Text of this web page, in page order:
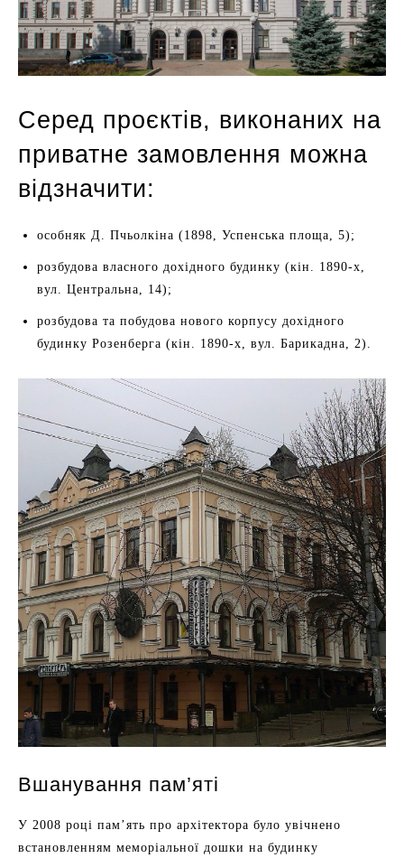
Серед проєктів, виконаних на
приватне замовлення можна
відзначити:
особняк Д. Пчьолкіна (1898, Успенська площа, 5);
розбудова власного дохідного будинку (кін. 1890-х,
вул. Центральна, 14);
розбудова та побудова нового корпусу дохідного
будинку Розенберга (кін. 1890-х, вул. Барикадна, 2).
Вшанування пам’яті
У 2008 році пам’ять про архітектора було увічнено
встановленням меморіальної дошки на будинку